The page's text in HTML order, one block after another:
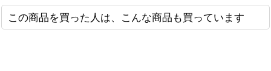
この商品を買った人は、こんな商品も買っています